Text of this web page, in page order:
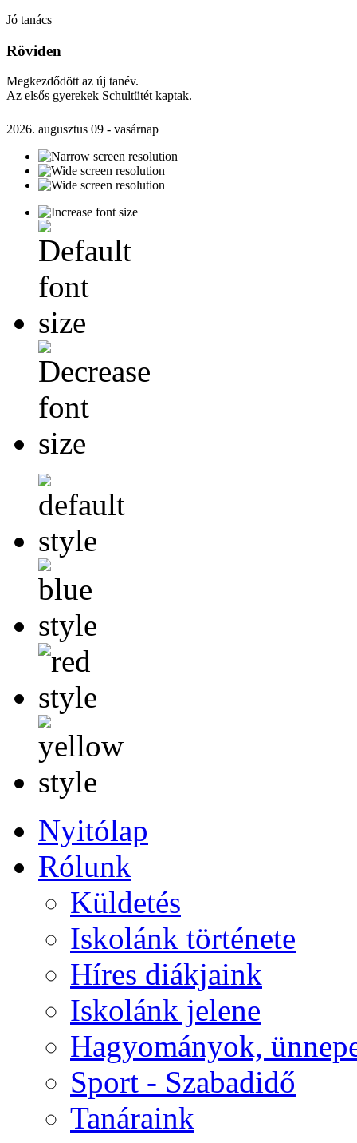
Jó tanács
Röviden
Megkezdődött az új tanév.
Az elsős gyerekek Schultütét kaptak.
2026. augusztus 09 - vasárnap
Nyitólap
Rólunk
Küldetés
Iskolánk története
Híres diákjaink
Iskolánk jelene
Hagyományok,
Sport - Szabadidő
Tanáraink